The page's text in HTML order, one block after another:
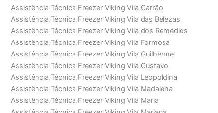
Assistência Técnica Freezer Viking Vila Carrão
Assistência Técnica Freezer Viking Vila das Belezas
Assistência Técnica Freezer Viking Vila dos Remédios
Assistência Técnica Freezer Viking Vila Formosa
Assistência Técnica Freezer Viking Vila Guilherme
Assistência Técnica Freezer Viking Vila Gustavo
Assistência Técnica Freezer Viking Vila Leopoldina
Assistência Técnica Freezer Viking Vila Madalena
Assistência Técnica Freezer Viking Vila Maria